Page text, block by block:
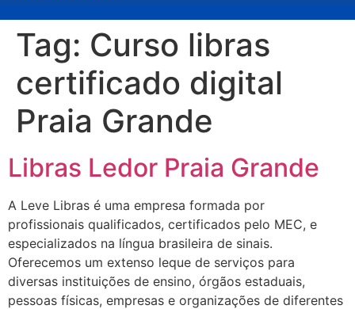
Tag: Curso libras
certificado digital
Praia Grande
Libras Ledor Praia Grande
A Leve Libras é uma empresa formada por
profissionais qualificados, certificados pelo MEC, e
especializados na língua brasileira de sinais.
Oferecemos um extenso leque de serviços para
diversas instituições de ensino, órgãos estaduais,
pessoas físicas, empresas e organizações de diferentes